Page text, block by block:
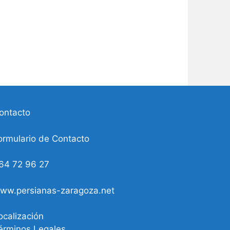
de Contacto
72 96 27
zaragoza.net